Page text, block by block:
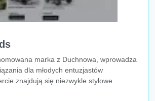
marka z Duchnowa, wprowadza
dla młodych entuzjastów
znajdują się niezwykle stylowe